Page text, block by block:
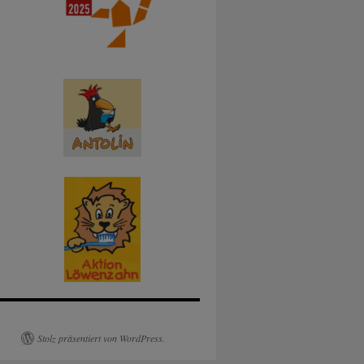
Stolz präsentiert von WordPress.